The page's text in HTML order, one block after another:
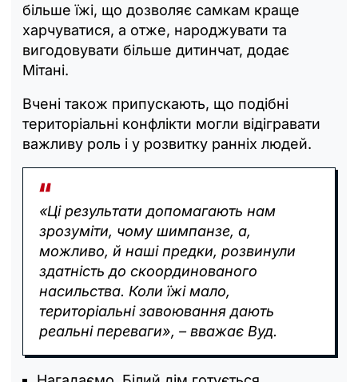
більше їжі, що дозволяє самкам краще
харчуватися, а отже, народжувати та
вигодовувати більше дитинчат, додає
Мітані.
Вчені також припускають, що подібні
територіальні конфлікти могли відігравати
важливу роль і у розвитку ранніх людей.
«Ці результати допомагають нам
зрозуміти, чому шимпанзе, а,
можливо, й наші предки, розвинули
здатність до скоординованого
насильства. Коли їжі мало,
територіальні завоювання дають
реальні переваги», – вважає Вуд.